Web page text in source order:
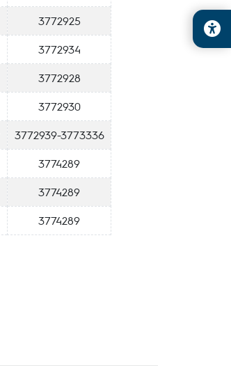
3772925
3772934
3772928
3772930
3772939-3773336
3774289
3774289
3774289